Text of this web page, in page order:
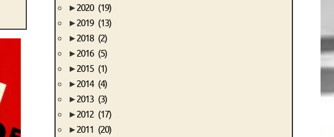
►2020 (19)
►2019 (13)
►2018 (2)
►2016 (5)
►2015 (1)
►2014 (4)
►2013 (3)
►2012 (17)
►2011 (20)